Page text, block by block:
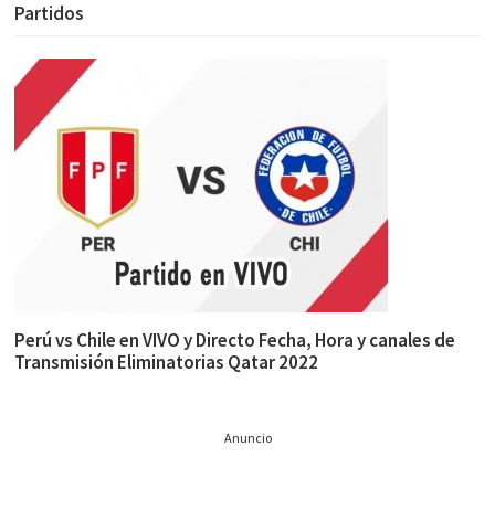
Partidos
Perú vs Chile en VIVO y Directo Fecha, Hora y canales de
Transmisión Eliminatorias Qatar 2022
Anuncio